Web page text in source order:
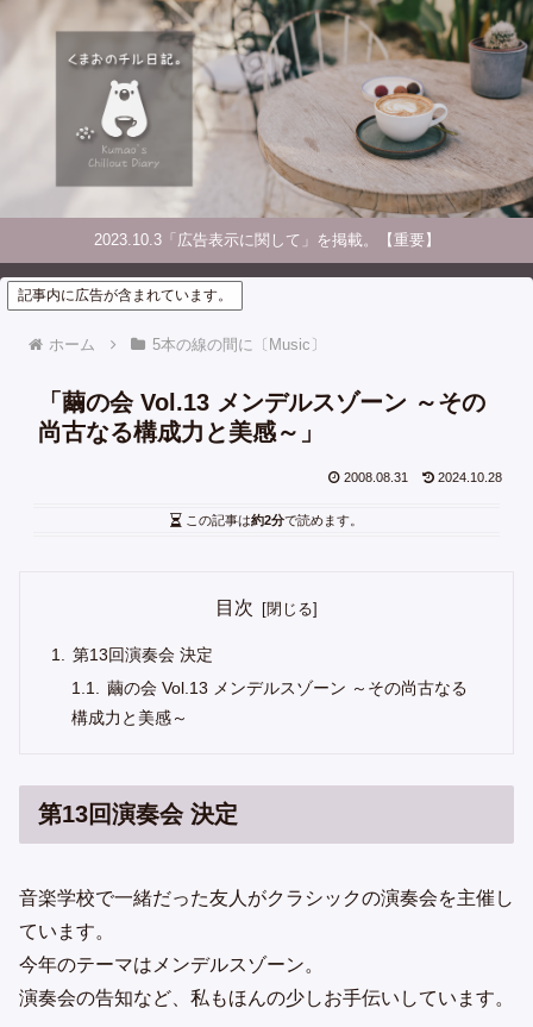
2023.10.3「広告表示に関して」を掲載。【重要】
記事内に広告が含まれています。
ホーム 5本の線の間に〔Music〕
「繭の会 Vol.13 メンデルスゾーン ～その
尚古なる構成力と美感～」
2008.08.31 2024.10.28
この記事は約2分で読めます。
目次
第13回演奏会 決定
繭の会 Vol.13 メンデルスゾーン ～その尚古なる
構成力と美感～
第13回演奏会 決定
音楽学校で一緒だった友人がクラシックの演奏会を主催し
ています。
今年のテーマはメンデルスゾーン。
演奏会の告知など、私もほんの少しお手伝いしています。